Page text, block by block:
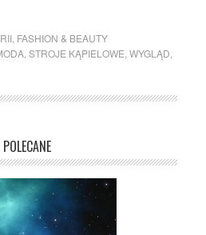
, FASHION & BEAUTY
, STROJE KĄPIELOWE WYGLĄD
POLECANE